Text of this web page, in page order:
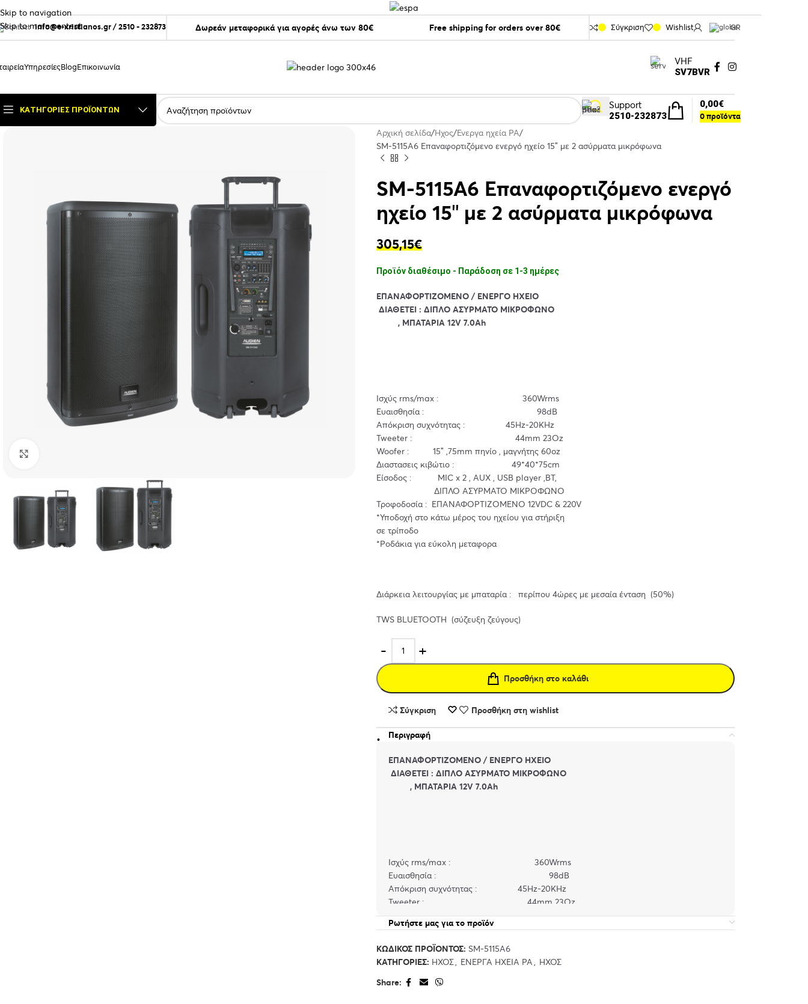
Skip to navigation
Skip to main content
info@e-xristianos.gr/2510 - 232873 Δωρεάν μεταφορικά για αγορές άνω των 80€ Free shipping for orders over 80€ Σύγκριση Wishlist GR
ΥπηρεσίεςBlogΕπικοινωνία
VHF
SV7BVR
ΚΑΤΗΓΟΡΊΕΣ ΠΡΟΪΌΝΤΩΝ Support
2510-232873 0προϊόντα
0,00€
Αρχική σελίδα Ήχος Ένεργα ηχεία PA
SM-5115A6 Επαναφορτιζόμενο ενεργό ηχείο 15″ με 2 ασύρματα μικρόφωνα
SM-5115A6 Επαναφορτιζόμενο ενεργό
ηχείο 15″ με 2 ασύρματα μικρόφωνα
305,15€
Προϊόν διαθέσιμο - Παράδοση σε 1-3 ημέρες
EΠΑΝΑΦΟΡΤΙΖΟΜΕΝΟ / ΕΝΕΡΓΟ ΗΧΕΙΟ
ΔΙΑΘΕΤΕΙ : ΔΙΠΛΟ ΑΣΥΡΜΑΤΟ ΜΙΚΡΟΦΩΝΟ
, ΜΠΑΤΑΡΙΑ 12V 7.0Ah
Ισχύς rms/max : 360Wrms
Ευαισθησία : 98dB
Απόκριση συχνότητας : 45Hz-20KHz
Tweeter : 44mm 23Oz
Woofer : 15″ ,75mm πηνίο , μαγνήτης 60oz
Διαστασεις κιβώτιο : 49*40*75cm
Είσοδος : MIC x 2 , AUX , USB player ,BT,
ΔΙΠΛΟ ΑΣΥΡΜΑΤΟ ΜΙΚΡΟΦΩΝΟ
Τροφοδοσία : ΕΠΑΝΑΦΟΡΤΙΖΟΜΕΝΟ 12VDC & 220V
*Υποδοχή στο κάτω μέρος του ηχείου για στήριξη
σε τρίποδο
*Ροδάκια για εύκολη μεταφορα
Διάρκεια λειτουργίας με μπαταρία : περίπου 4ώρες με μεσαία ένταση (50%)
TWS BLUETOOTH (σύζευξη ζεύγους)
Προσθήκη στο καλάθι
Σύγκριση Προσθήκη στη wishlist
Περιγραφή
EΠΑΝΑΦΟΡΤΙΖΟΜΕΝΟ / ΕΝΕΡΓΟ ΗΧΕΙΟ
ΔΙΑΘΕΤΕΙ : ΔΙΠΛΟ ΑΣΥΡΜΑΤΟ ΜΙΚΡΟΦΩΝΟ
, ΜΠΑΤΑΡΙΑ 12V 7.0Ah
Ισχύς rms/max : 360Wrms
Ευαισθησία : 98dB
Απόκριση συχνότητας : 45Hz-20KHz
Tweeter : 44mm 23Oz
Woofer : 15″ ,75mm πηνίο , μαγνήτης 60oz
Διαστασεις κιβώτιο : 49*40*75cm
ΔΙΠΛΟ ΑΣΥΡΜΑΤΟ ΜΙΚΡΟΦΩΝΟ
Τροφοδοσία : ΕΠΑΝΑΦΟΡΤΙΖΟΜΕΝΟ 12VDC & 220V
*Υποδοχή στο κάτω μέρος του ηχείου για στήριξη
Ρωτήστε μας για το προϊόν
ΚΩΔΙΚΌΣ ΠΡΟΪΌΝΤΟΣ: SM-5115A6
ΚΑΤΗΓΟΡΊΕΣ: ΉΧΟΣ ΈΝΕΡΓΑ ΗΧΕΊΑ PA
ΉΧΟΣ
Share: